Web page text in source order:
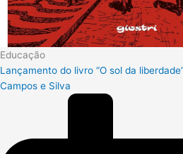
Educação
Lançamento do livro “O sol da
Campos e Silva